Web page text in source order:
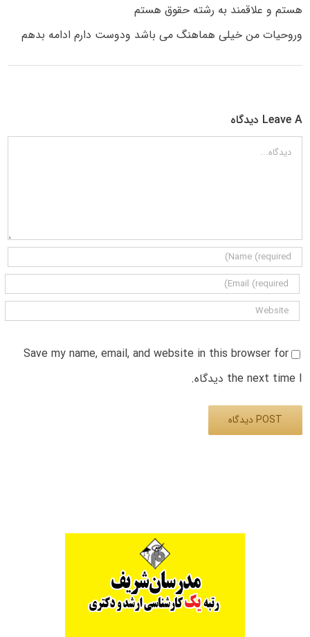
هستم و علاقمند به رشته حقوق هستم
وروحیات من خیلی هماهنگ می باشد ودوست دارم ادامه بدهم
Leave A دیدگاه
دیدگاه
Save my name, email, and website in this browser for
the next time I دیدگاه.